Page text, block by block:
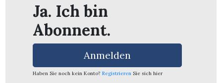
Ja. Ich bin
Abonnent.
Anmelden
Haben Sie noch kein Konto? Registrieren Sie sich hier